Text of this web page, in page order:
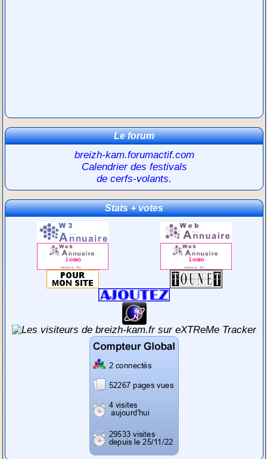
Le forum
breizh-kam.forumactif.com
Calendrier des festivals
de cerfs-volants.
Stats + votes